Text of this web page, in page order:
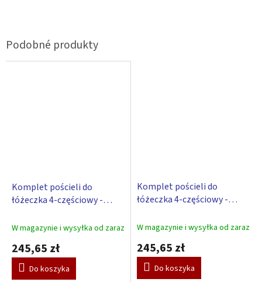
Komplet pościeli do
łóżeczka 4-częściowy -
niebieski 100 x 135 cm
W magazynie i wysyłka od zaraz
245,65 zł
Do koszyka
Komplet pościeli do
łóżeczka 4-częściowy -
różowy 100 x 135 cm
W magazynie i wysyłka od zaraz
245,65 zł
Do koszyka